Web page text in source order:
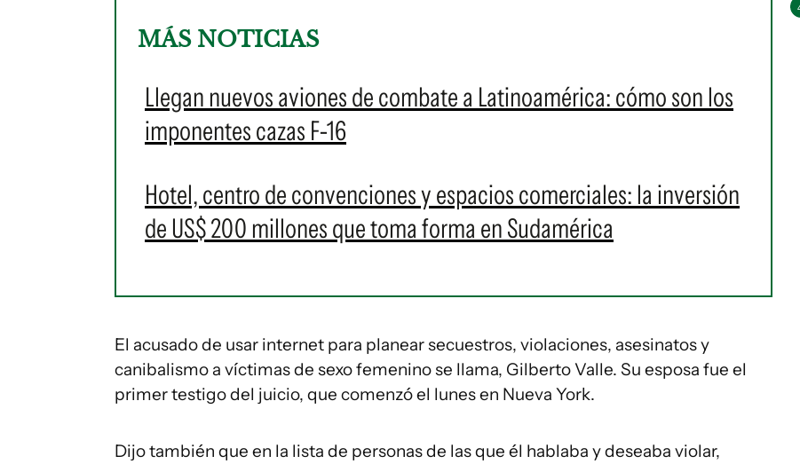
MÁS NOTICIAS
Llegan nuevos aviones de combate a Latinoamérica: cómo son los
imponentes cazas F-16
Hotel, centro de convenciones y espacios comerciales: la inversión
de US$ 200 millones que toma forma en Sudamérica
El acusado de usar internet para planear secuestros, violaciones, asesinatos y
canibalismo a víctimas de sexo femenino se llama, Gilberto Valle. Su esposa fue el
primer testigo del juicio, que comenzó el lunes en Nueva York.
Dijo también que en la lista de personas de las que él hablaba y deseaba violar,